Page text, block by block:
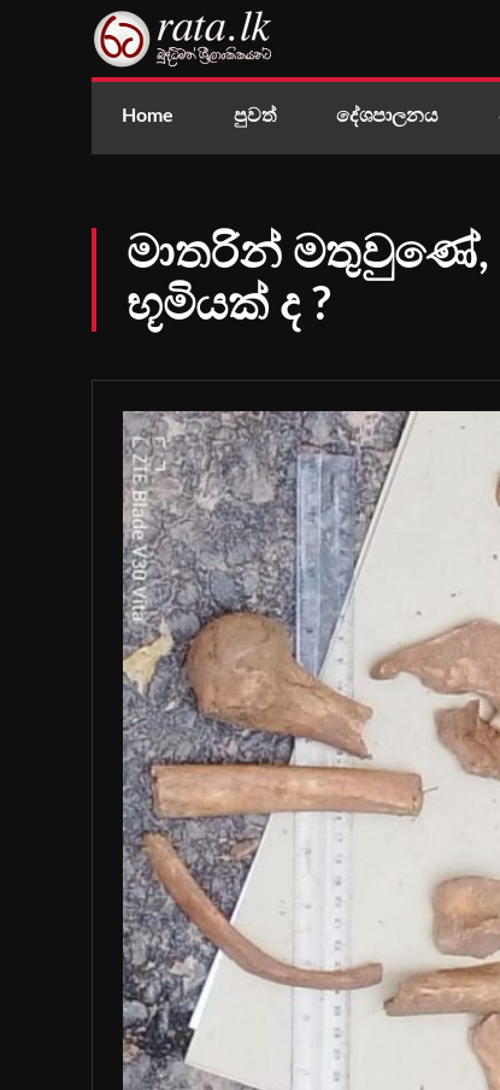
Home පුවත් දේශපාලනය
මාතරින් මතුවුණේ,
භූමියක් ද ?